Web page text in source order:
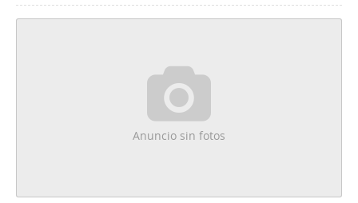
Anuncio sin fotos